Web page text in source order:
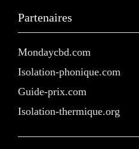
Partenaires
Mondaycbd.com
Isolation-phonique.com
Guide-prix.com
Isolation-thermique.org